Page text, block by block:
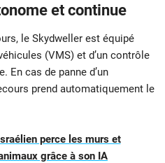
et continue
le Skydweller est équipé
(VMS) et d’un contrôle
En cas de panne d’un
prend automatiquement le
perce les murs et
grâce à son IA